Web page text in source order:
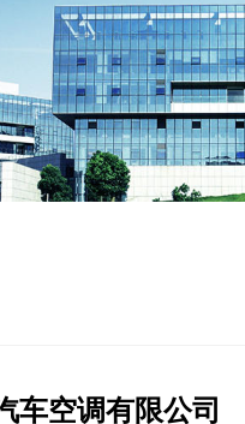
车空调有限公司